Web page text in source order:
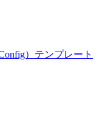
）テンプレート